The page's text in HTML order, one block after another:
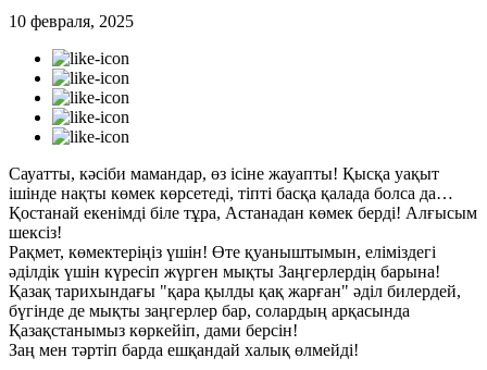
10 февраля, 2025
Сауатты, кәсіби мамандар, өз ісіне жауапты! Қысқа уақыт
ішінде нақты көмек көрсетеді, тіпті басқа қалада болса да…
Қостанай екенімді біле тұра, Астанадан көмек берді! Алғысым
шексіз!
Рақмет, көмектеріңіз үшін! Өте қуаныштымын, еліміздегі
әділдік үшін күресіп жүрген мықты Заңгерлердің барына!
Қазақ тарихындағы "қара қылды қақ жарған" әділ билердей,
бүгінде де мықты заңгерлер бар, солардың арқасында
Қазақстанымыз көркейіп, дами берсін!
Заң мен тәртіп барда ешқандай халық өлмейді!